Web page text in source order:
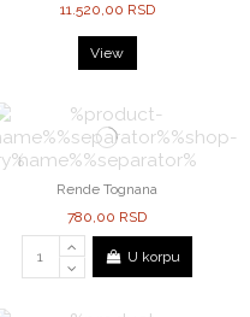
11.520,00 RSD
View
Rende Tognana
780,00 RSD
U korpu